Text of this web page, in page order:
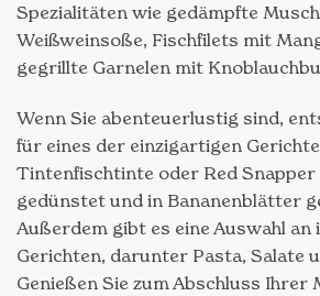
Spezialitäten wie gedämpfte
Weißweinsoße, Fischfilets mit
gegrillte Garnelen mit
Wenn Sie abenteuerlustig sind,
für eines der einzigartigen
Tintenfischtinte oder Red
gedünstet und in Bananenblätter
Außerdem gibt es eine Auswahl
Gerichten, darunter Pasta, Salate
Genießen Sie zum Abschluss Ihrer